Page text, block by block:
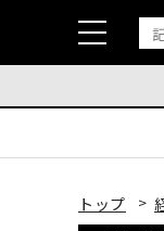
トップ